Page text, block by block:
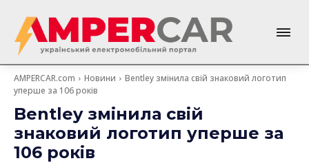
AMPERCAR.com Новини
Bentley змінила свій знаковий логотип
уперше за 106 років
Bentley змінила свій
знаковий логотип уперше за
106 років